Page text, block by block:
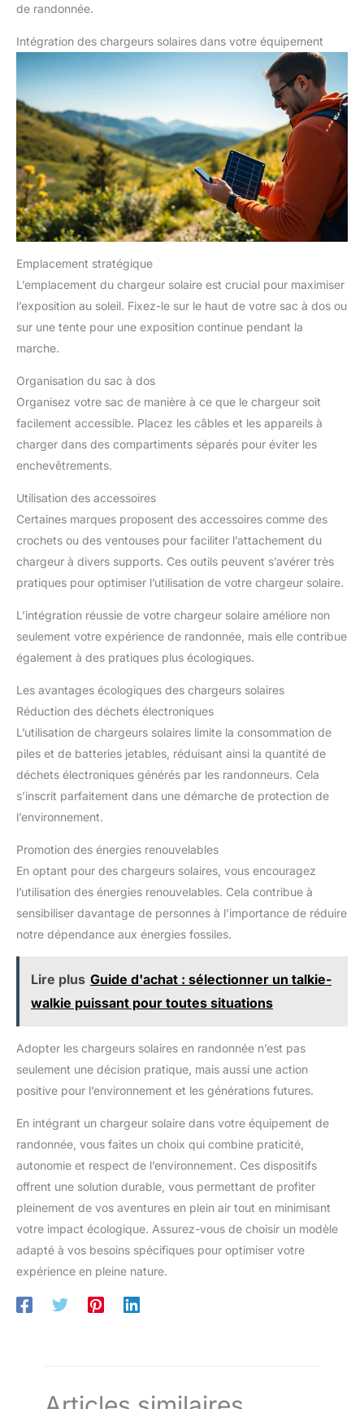
de randonnée.
Intégration des chargeurs solaires dans votre équipement
Emplacement stratégique
L’emplacement du chargeur solaire est crucial pour maximiser
l’exposition au soleil. Fixez-le sur le haut de votre sac à dos ou
sur une tente pour une exposition continue pendant la
marche.
Organisation du sac à dos
Organisez votre sac de manière à ce que le chargeur soit
facilement accessible. Placez les câbles et les appareils à
charger dans des compartiments séparés pour éviter les
enchevêtrements.
Utilisation des accessoires
Certaines marques proposent des accessoires comme des
crochets ou des ventouses pour faciliter l’attachement du
chargeur à divers supports. Ces outils peuvent s’avérer très
pratiques pour optimiser l’utilisation de votre chargeur solaire.
L’intégration réussie de votre chargeur solaire améliore non
seulement votre expérience de randonnée, mais elle contribue
également à des pratiques plus écologiques.
Les avantages écologiques des chargeurs solaires
Réduction des déchets électroniques
L’utilisation de chargeurs solaires limite la consommation de
piles et de batteries jetables, réduisant ainsi la quantité de
déchets électroniques générés par les randonneurs. Cela
s’inscrit parfaitement dans une démarche de protection de
l’environnement.
Promotion des énergies renouvelables
En optant pour des chargeurs solaires, vous encouragez
l’utilisation des énergies renouvelables. Cela contribue à
sensibiliser davantage de personnes à l’importance de réduire
notre dépendance aux énergies fossiles.
Lire plus Guide d'achat : sélectionner un talkie-
walkie puissant pour toutes situations
Adopter les chargeurs solaires en randonnée n’est pas
seulement une décision pratique, mais aussi une action
positive pour l’environnement et les générations futures.
En intégrant un chargeur solaire dans votre équipement de
randonnée, vous faites un choix qui combine praticité,
autonomie et respect de l’environnement. Ces dispositifs
offrent une solution durable, vous permettant de profiter
pleinement de vos aventures en plein air tout en minimisant
votre impact écologique. Assurez-vous de choisir un modèle
adapté à vos besoins spécifiques pour optimiser votre
expérience en pleine nature.